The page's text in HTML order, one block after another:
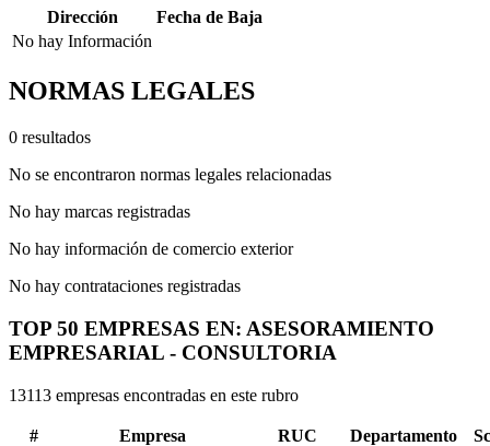
Dirección
Fecha de Baja
No hay Información
NORMAS LEGALES
0 resultados
No se encontraron normas legales relacionadas
No hay marcas registradas
No hay información de comercio exterior
No hay contrataciones registradas
TOP 50 EMPRESAS EN: ASESORAMIENTO
EMPRESARIAL - CONSULTORIA
13113 empresas encontradas en este rubro
# Empresa RUC Departamento